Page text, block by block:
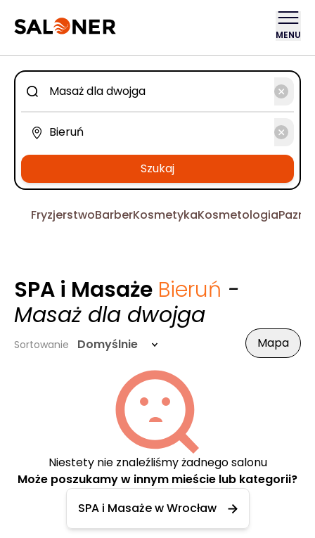
MENU
Szukaj
FryzjerstwoBarberKosmetykaKosmetologia
SPA i Masaże Bieruń -
Masaż dla dwojga
Sortowanie Domyślnie Mapa
Niestety nie znaleźliśmy żadnego salonu
Może poszukamy w innym mieście lub kategorii?
SPA i Masaże w Wrocław